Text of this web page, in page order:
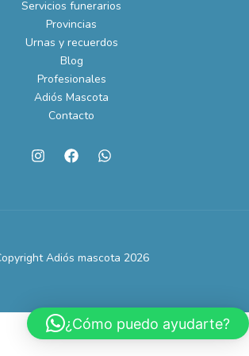
Servicios funerarios
Provincias
Urnas y recuerdos
Blog
Profesionales
Adiós Mascota
Contacto
Adiós mascota 2026
¿Cómo puedo ayudarte?